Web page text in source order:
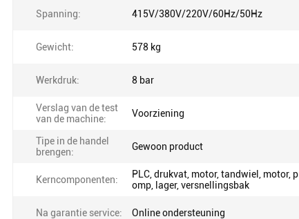
Spanning: 415V/380V/220V/60Hz/50Hz
Gewicht: 578 kg
Werkdruk: 8 bar
Verslag van de test
van de machine:
Voorziening
Tipe in de handel
brengen:
Gewoon product
Kerncomponenten:
PLC, drukvat, motor, tandwiel, motor, p
omp, lager, versnellingsbak
Na garantie service: Online ondersteuning